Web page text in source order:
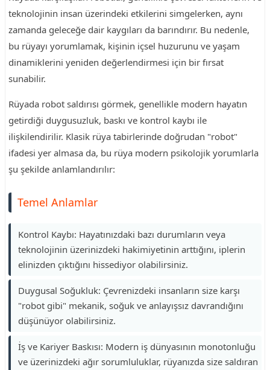
teknolojinin insan üzerindeki etkilerini simgelerken, aynı
zamanda geleceğe dair kaygıları da barındırır. Bu nedenle,
bu rüyayı yorumlamak, kişinin içsel huzurunu ve yaşam
dinamiklerini yeniden değerlendirmesi için bir fırsat
sunabilir.
Rüyada robot saldırısı görmek, genellikle modern hayatın
getirdiği duygusuzluk, baskı ve kontrol kaybı ile
ilişkilendirilir. Klasik rüya tabirlerinde doğrudan "robot"
ifadesi yer almasa da, bu rüya modern psikolojik yorumlarla
şu şekilde anlamlandırılır:
Temel Anlamlar
Kontrol Kaybı: Hayatınızdaki bazı durumların veya
teknolojinin üzerinizdeki hakimiyetinin arttığını, iplerin
elinizden çıktığını hissediyor olabilirsiniz.
Duygusal Soğukluk: Çevrenizdeki insanların size karşı
"robot gibi" mekanik, soğuk ve anlayışsız davrandığını
düşünüyor olabilirsiniz.
İş ve Kariyer Baskısı: Modern iş dünyasının monotonluğu
ve üzerinizdeki ağır sorumluluklar, rüyanızda size saldıran